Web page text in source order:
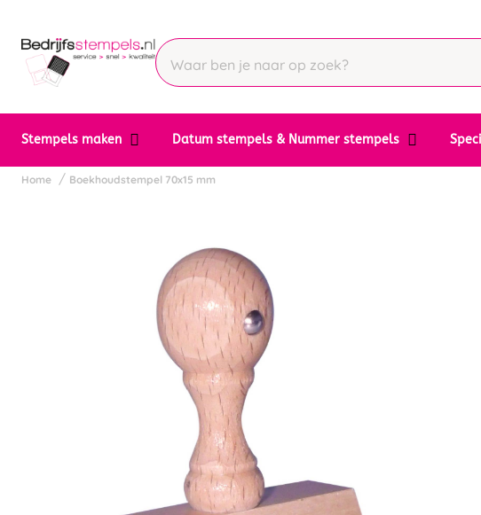
Stempels maken Datum stempels & Nummer stempels
Home Boekhoudstempel 70x15 mm